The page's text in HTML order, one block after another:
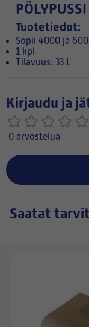
PÖLYPUSSI
Tuotetiedot:
Sopii 4000 ja
1 kpl
Tilavuus: 33 L
Kirjaudu ja
0 arvostelua
Saatat